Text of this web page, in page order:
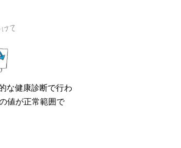
な健康診断で行わ
値が正常範囲で